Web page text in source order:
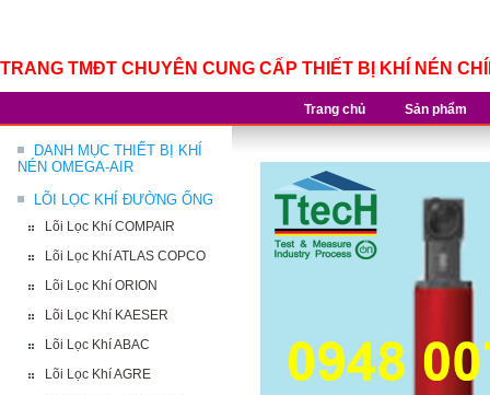
TRANG TMĐT CHUYÊN CUNG CẤP THIẾT BỊ KHÍ NÉN
Trang chủ Sản phẩm
DANH MỤC THIẾT BỊ KHÍ
NÉN OMEGA-AIR
LÕI LỌC KHÍ ĐƯỜNG ỐNG
Lõi Lọc Khí COMPAIR
Lõi Lọc Khí ATLAS COPCO
Lõi Lọc Khí ORION
Lõi Lọc Khí KAESER
Lõi Lọc Khí ABAC
Lõi Lọc Khí AGRE